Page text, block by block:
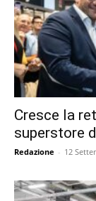
Cresce la
superstore
Redazione - 12